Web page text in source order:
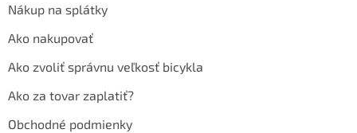
Nákup na splátky
Ako nakupovať
Ako zvoliť správnu veľkosť bicykla
Ako za tovar zaplatiť?
Obchodné podmienky